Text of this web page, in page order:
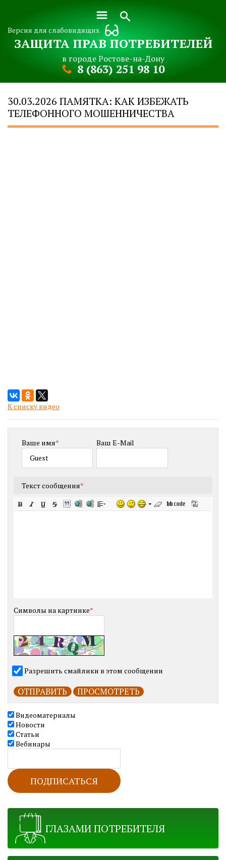
Версия для слабовидящих
ЗАЩИТА ПРАВ ПОТРЕБИТЕЛЕЙ
в городе Ростове-на-Дону
8 (863) 251 98 10
30.03.2026 ПАМЯТКА: КАК ИЗБЕЖАТЬ
ТЕЛЕФОННОГО МОШЕННИЧЕСТВА
К списку видео
Ваше имя* Ваш E-Mail
Текст сообщения*
Символы на картинке*
Разрешить смайлики в этом сообщении
Видеоматериалы
Новости
Статьи
Вебинары
ГЛАЗАМИ ПОТРЕБИТЕЛЯ